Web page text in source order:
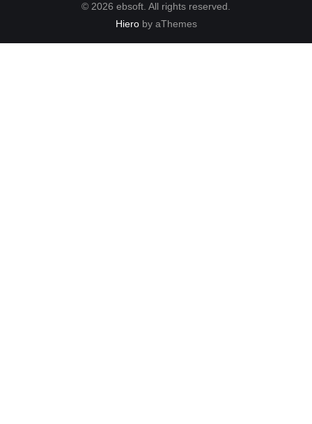
© 2026 ebsoft. All rights reserved.
Hieroby aThemes